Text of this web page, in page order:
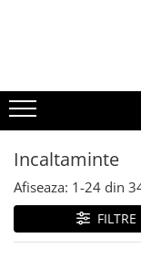
Materiale de
Termoizolatii
Vata minerala
Accesorii
Lemn pentru
Incaltaminte
Afiseaza: 1-24 din
FILTRE